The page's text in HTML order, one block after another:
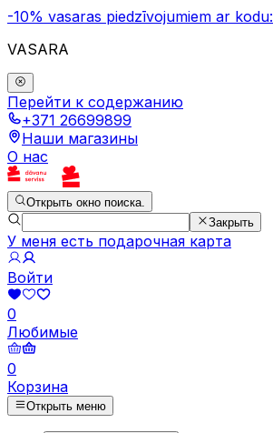
-10% vasaras piedzīvojumiem ar kodu:
VASARA
Перейти к содержанию
+371 26699899
Наши магазины
О нас
Открыть окно поиска.
Закрыть
У меня есть подарочная карта
Войти
0
Любимые
0
Корзина
Открыть меню